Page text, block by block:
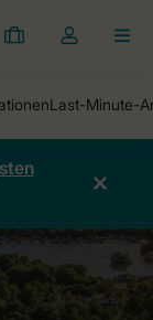
Meine
Dropdown-
öffnen